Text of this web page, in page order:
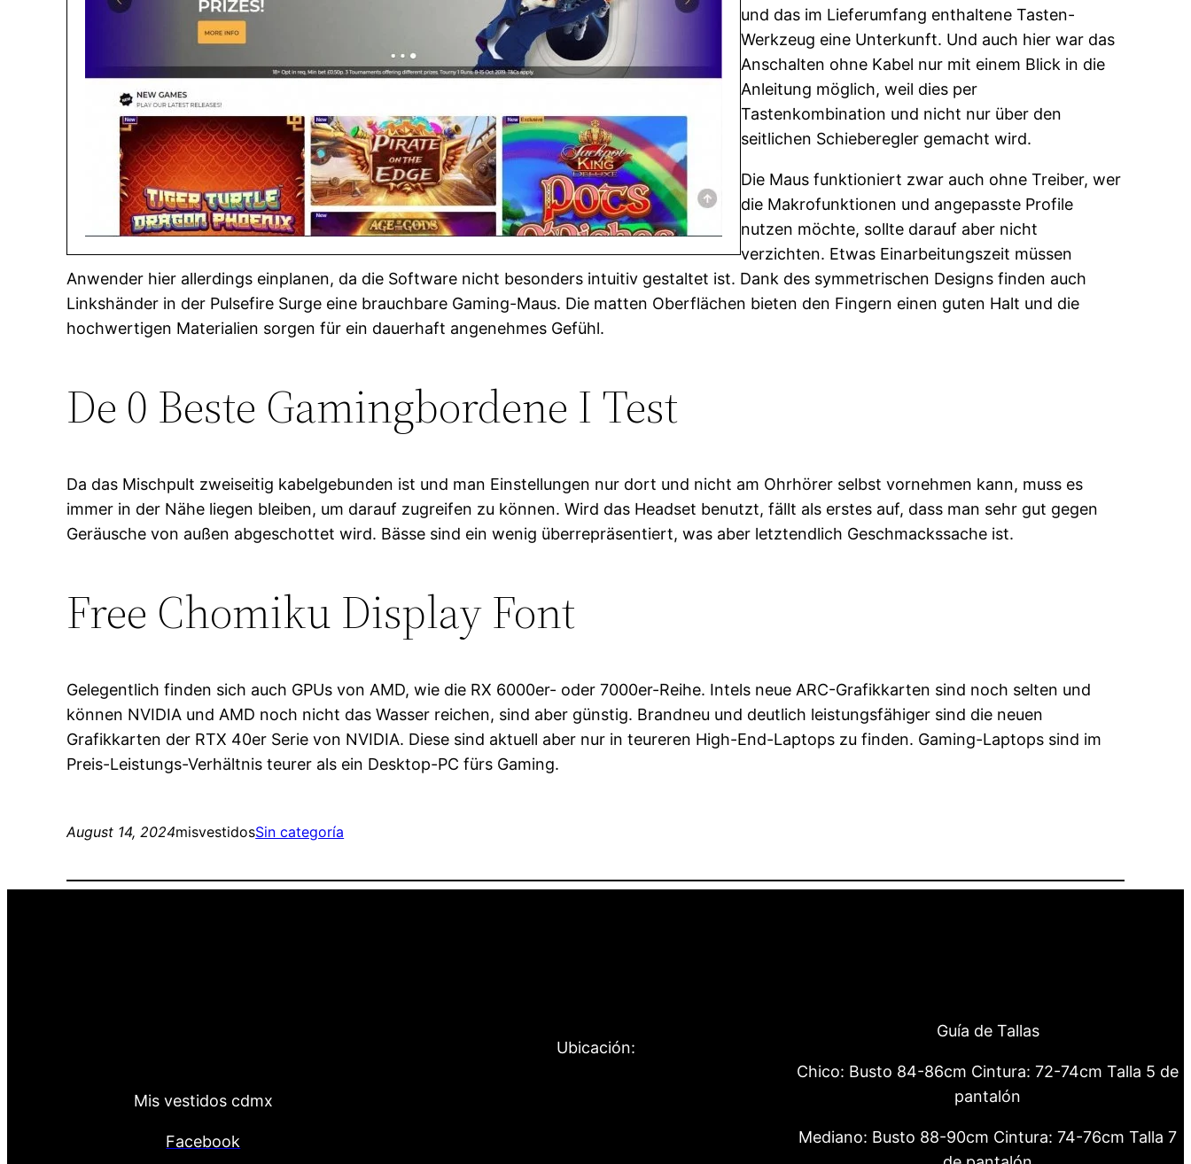
und das im Lieferumfang enthaltene Tasten-
Werkzeug eine Unterkunft. Und auch hier war das
Anschalten ohne Kabel nur mit einem Blick in die
Anleitung möglich, weil dies per
Tastenkombination und nicht nur über den
seitlichen Schieberegler gemacht wird.
Die Maus funktioniert zwar auch ohne Treiber, wer
die Makrofunktionen und angepasste Profile
nutzen möchte, sollte darauf aber nicht
verzichten. Etwas Einarbeitungszeit müssen
Anwender hier allerdings einplanen, da die Software nicht besonders intuitiv gestaltet ist. Dank des symmetrischen Designs finden auch
Linkshänder in der Pulsefire Surge eine brauchbare Gaming-Maus. Die matten Oberflächen bieten den Fingern einen guten Halt und die
hochwertigen Materialien sorgen für ein dauerhaft angenehmes Gefühl.
De 0 Beste Gamingbordene I Test
Da das Mischpult zweiseitig kabelgebunden ist und man Einstellungen nur dort und nicht am Ohrhörer selbst vornehmen kann, muss es
immer in der Nähe liegen bleiben, um darauf zugreifen zu können. Wird das Headset benutzt, fällt als erstes auf, dass man sehr gut gegen
Geräusche von außen abgeschottet wird. Bässe sind ein wenig überrepräsentiert, was aber letztendlich Geschmackssache ist.
Free Chomiku Display Font
Gelegentlich finden sich auch GPUs von AMD, wie die RX 6000er- oder 7000er-Reihe. Intels neue ARC-Grafikkarten sind noch selten und
können NVIDIA und AMD noch nicht das Wasser reichen, sind aber günstig. Brandneu und deutlich leistungsfähiger sind die neuen
Grafikkarten der RTX 40er Serie von NVIDIA. Diese sind aktuell aber nur in teureren High-End-Laptops zu finden. Gaming-Laptops sind im
Preis-Leistungs-Verhältnis teurer als ein Desktop-PC fürs Gaming.
August 14, 2024misvestidosSin categoría
Mis vestidos cdmx
Facebook
Ubicación:
Guía de Tallas
Chico: Busto 84-86cm Cintura: 72-74cm Talla 5 de
pantalón
Mediano: Busto 88-90cm Cintura: 74-76cm Talla 7